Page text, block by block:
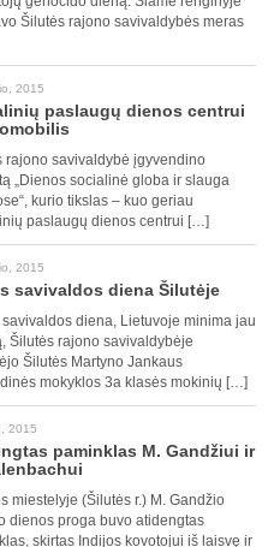
Šilutės rajono savivaldybės meras
2015
paslaugų dienos centrui
rajono savivaldybė įgyvendino
„Dienos socialinė globa ir slauga
kurio tikslas – kuo geriau
paslaugų dienos centrui […]
2015
savivaldos diena Šilutėje
diena, Lietuvoje minima jau
Šilutės rajono savivaldybėje
Šilutės Martyno Jankaus
mokyklos 3a klasės mokinių […]
2015
paminklas M. Gandžiui ir
miestelyje (Šilutės r.) M. Gandžio
dienos proga buvo atidengtas
skirtas Indijos kovotojui iš laisvę ir